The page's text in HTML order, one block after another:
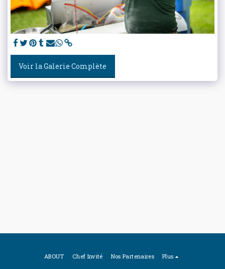
Voir la Galerie Complète
ABOUT Chef Invité Nos Partenaires Plus